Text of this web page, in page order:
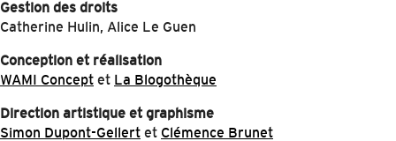
Gestion des droits
Catherine Hulin, Alice Le Guen
Conception et réalisation
WAMI Concept et La Blogothèque
Direction artistique et graphisme
Simon Dupont-Gellert et Clémence Brunet